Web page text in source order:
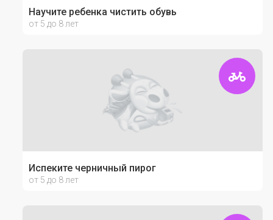
Научите ребенка чистить обувь
от 5 до 8 лет
Испеките черничный пирог
от 5 до 8 лет